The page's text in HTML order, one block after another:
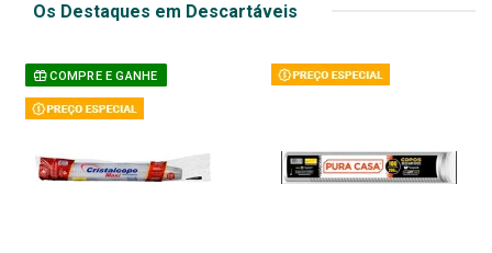
Os Destaques em Descartáveis
COMPRE E GANHE